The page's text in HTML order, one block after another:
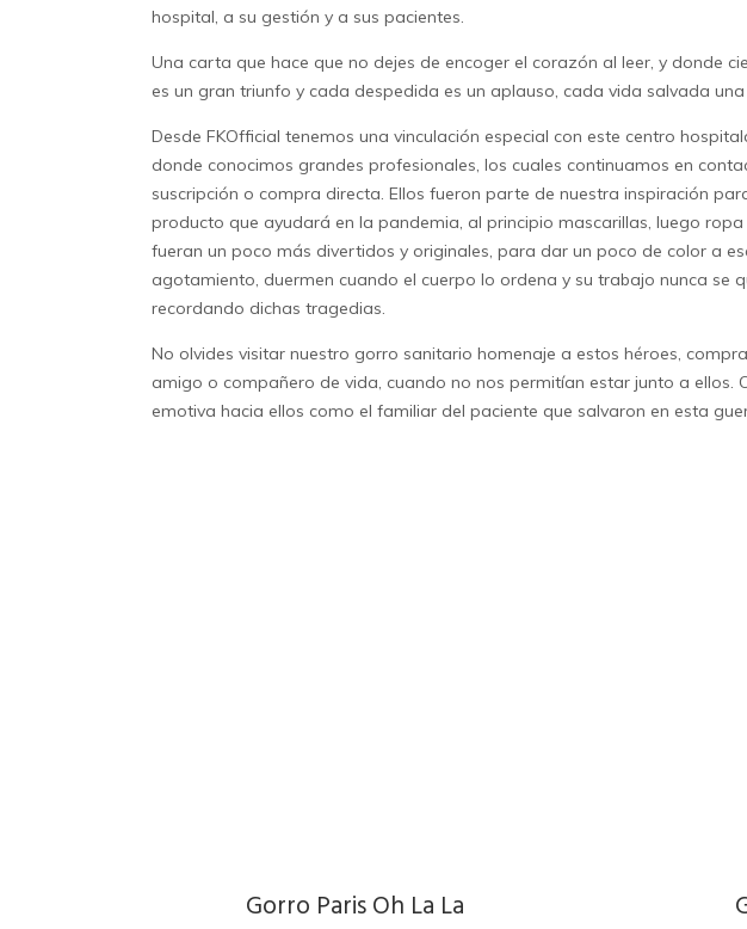
hospital, a su gestión y a sus pacientes.
Una carta que hace que no dejes de encoger el corazón al leer, y donde
es un gran triunfo y cada despedida es un aplauso, cada vida salvada
Desde FKOfficial tenemos una vinculación especial con este centro
donde conocimos grandes profesionales, los cuales continuamos en
suscripción o compra directa. Ellos fueron parte de nuestra inspiración
producto que ayudará en la pandemia, al principio mascarillas, luego ropa
fueran un poco más divertidos y originales, para dar un poco de color a
agotamiento, duermen cuando el cuerpo lo ordena y su trabajo nunca se
recordando dichas tragedias.
No olvides visitar nuestro gorro sanitario homenaje a estos héroes,
amigo o compañero de vida, cuando no nos permitían estar junto a
emotiva hacia ellos como el familiar del paciente que salvaron en esta
Gorro Paris Oh La La